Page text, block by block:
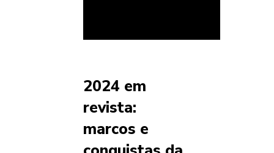
2024 em
revista:
marcos e